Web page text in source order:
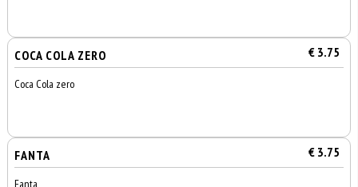
COCA COLA ZERO € 3.75
Coca Cola zero
FANTA € 3.75
Fanta